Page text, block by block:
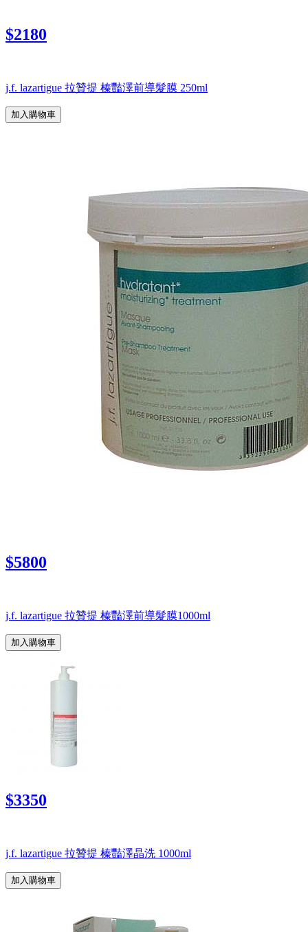
$2180
j.f. lazartigue 拉贊提 榛豔澤前導髮膜 250ml
加入購物車
$5800
j.f. lazartigue 拉贊提 榛豔澤前導髮膜1000ml
加入購物車
$3350
j.f. lazartigue 拉贊提 榛豔澤晶洗 1000ml
加入購物車